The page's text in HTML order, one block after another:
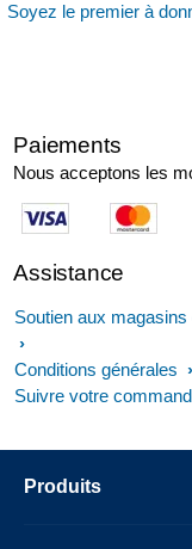
Soyez le premier à
Paiements
Nous acceptons les
Assistance
Soutien aux magasins
Conditions générales
Suivre votre
Produits